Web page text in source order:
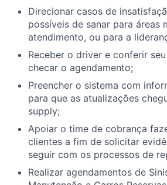
Direcionar casos de
possíveis de sanar para áreas
atendimento, ou para a
Receber o driver e conferir
checar o agendamento;
Preencher o sistema com
para que as atualizações
supply;
Apoiar o time de cobrança
clientes a fim de solicitar
seguir com os processos de
Realizar agendamentos de